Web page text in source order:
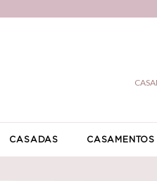
CASADAS CASAMENTOS